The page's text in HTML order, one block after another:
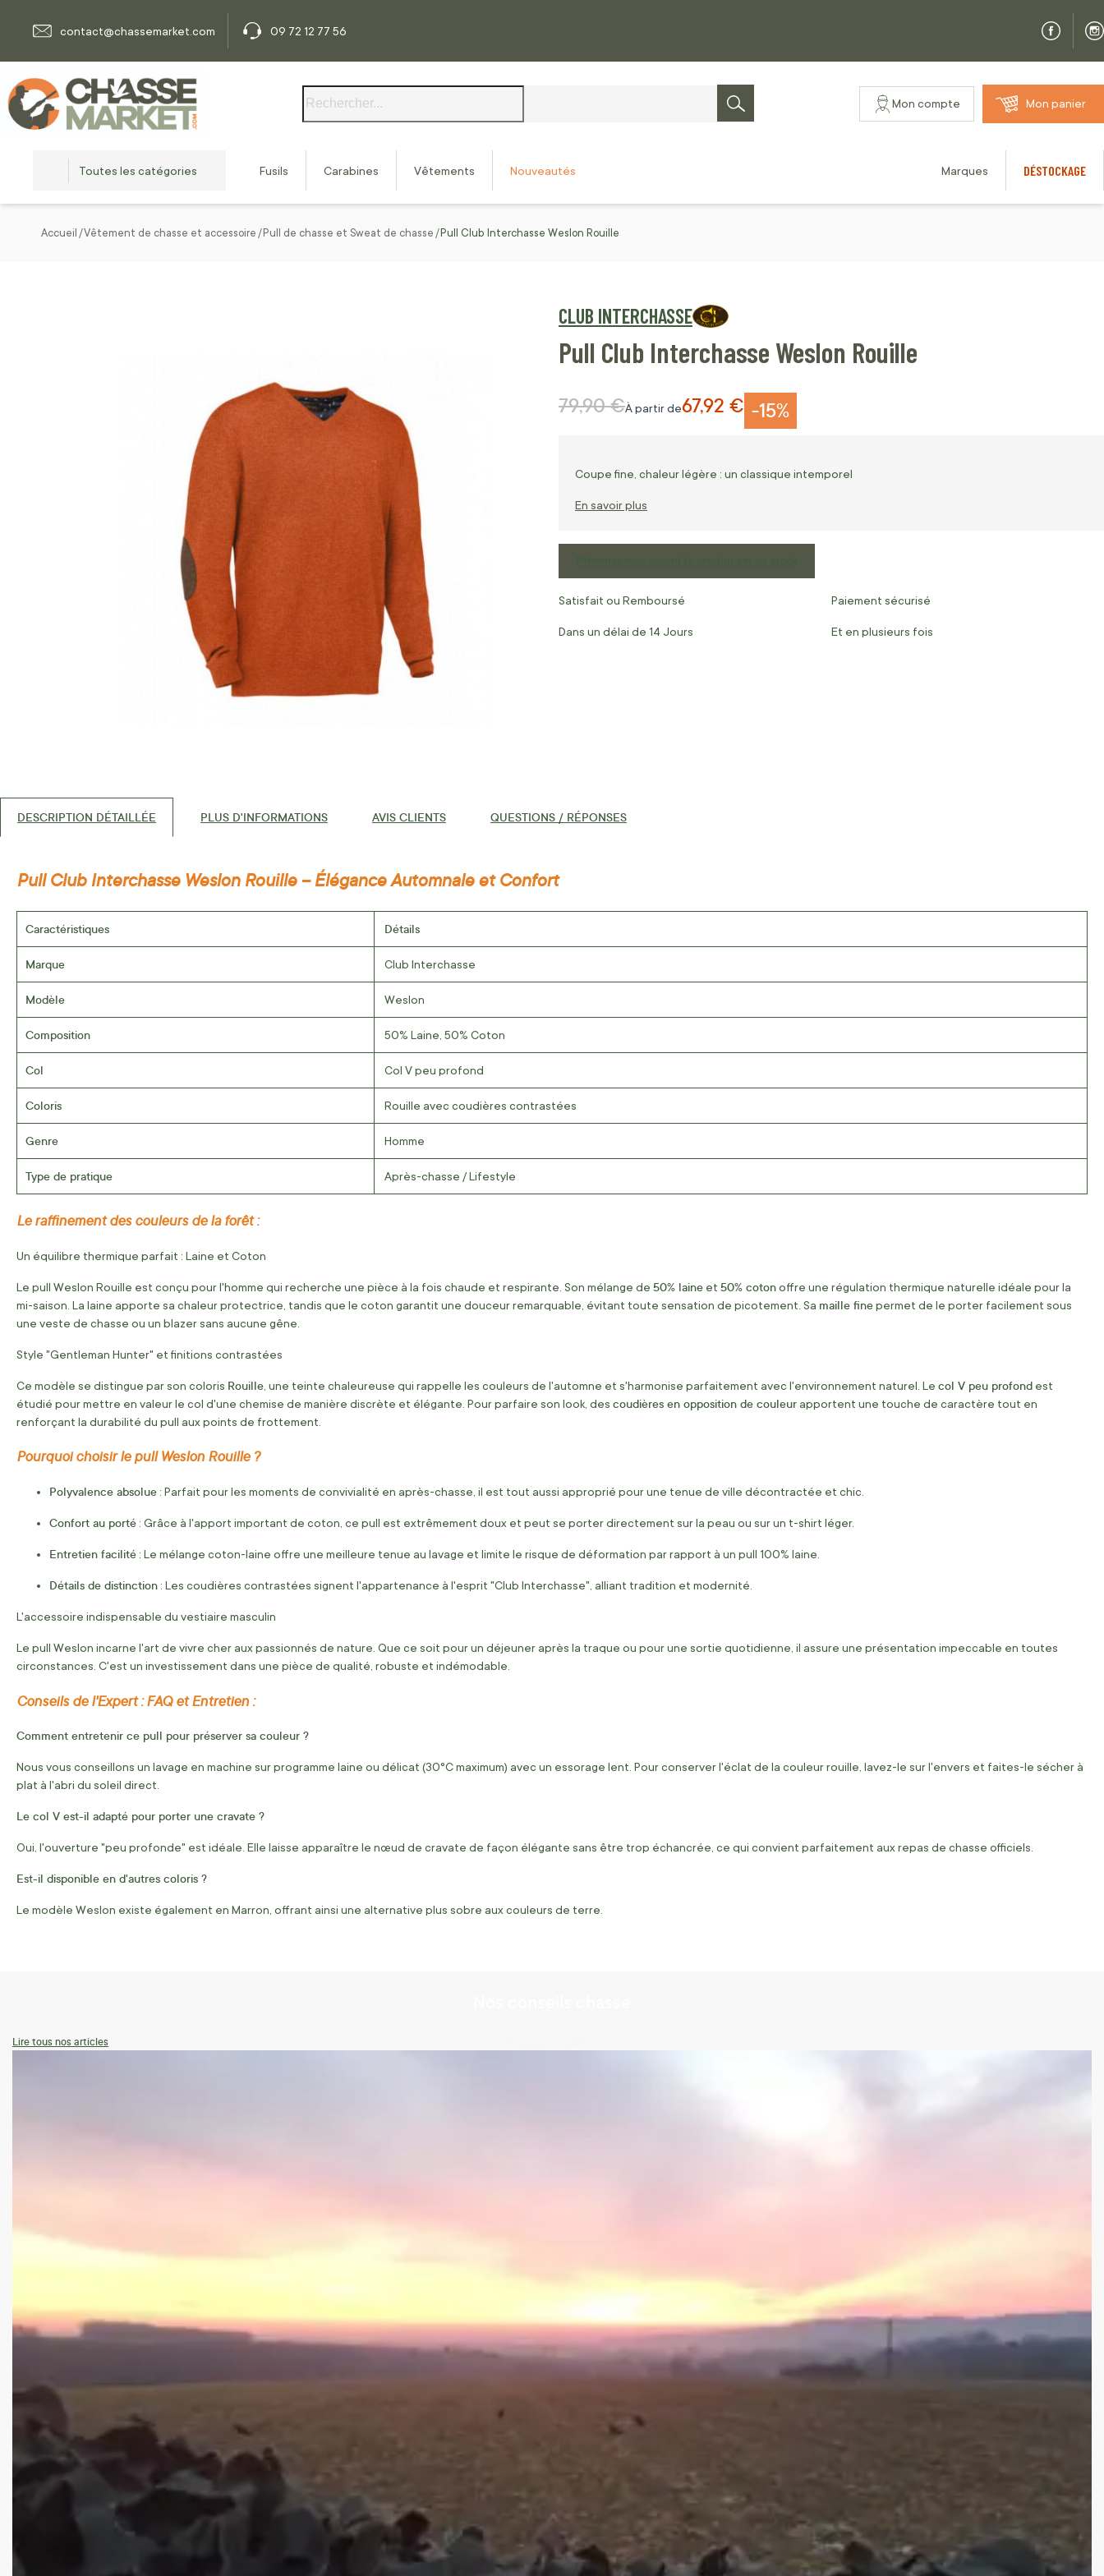
contact@chassemarket.com
09 72 12 77 56
Rechercher
Mon compte Mon panier
Toutes les catégories Fusils Carabines Vêtements Nouveautés Marques DÉSTOCKAGE
Accueil Vêtement de chasse et accessoire Pull de chasse et Sweat de chasse Pull Club Interchasse Weslon Rouille
CLUB INTERCHASSE
Pull Club Interchasse Weslon Rouille
-15%
À partir de67,92 €
Prix normal
79,90 €
Coupe fine, chaleur légère : un classique intemporel
En savoir plus
Satisfait ou Remboursé
Dans un délai de 14 Jours
Paiement sécurisé
Et en plusieurs fois
DESCRIPTION DÉTAILLÉE PLUS D'INFORMATIONS AVIS CLIENTS QUESTIONS / RÉPONSES
Pull Club Interchasse Weslon Rouille – Élégance Automnale et Confort
Caractéristiques Détails
Marque Club Interchasse
Modèle Weslon
Composition 50% Laine, 50% Coton
Col Col V peu profond
Coloris Rouille avec coudières contrastées
Genre Homme
Type de pratique Après-chasse / Lifestyle
Le raffinement des couleurs de la forêt :
Un équilibre thermique parfait : Laine et Coton
Le pull Weslon Rouille est conçu pour l'homme qui recherche une pièce à la fois chaude et respirante. Son mélange de 50% laine et 50% cotonoffre une régulation thermique naturelle idéale pour la
mi-saison. La laine apporte sa chaleur protectrice, tandis que le coton garantit une douceur remarquable, évitant toute sensation de picotement. Sa maille finepermet de le porter facilement sous
une veste de chasse ou un blazer sans aucune gêne.
Style "Gentleman Hunter" et finitions contrastées
Ce modèle se distingue par son coloris Rouille , une teinte chaleureuse qui rappelle les couleurs de l'automne et s'harmonise parfaitement avec l'environnement naturel. Le col V peu profond est
étudié pour mettre en valeur le col d'une chemise de manière discrète et élégante. Pour parfaire son look, des coudières en opposition de couleur apportent une touche de caractère tout en
renforçant la durabilité du pull aux points de frottement.
Pourquoi choisir le pull Weslon Rouille ?
Polyvalence absolue : Parfait pour les moments de convivialité en après-chasse, il est tout aussi approprié pour une tenue de ville décontractée et chic.
Confort au porté : Grâce à l'apport important de coton, ce pull est extrêmement doux et peut se porter directement sur la peau ou sur un t-shirt léger.
Entretien facilité : Le mélange coton-laine offre une meilleure tenue au lavage et limite le risque de déformation par rapport à un pull 100% laine.
Détails de distinction : Les coudières contrastées signent l'appartenance à l'esprit "Club Interchasse", alliant tradition et modernité.
L'accessoire indispensable du vestiaire masculin
Le pull Weslon incarne l'art de vivre cher aux passionnés de nature. Que ce soit pour un déjeuner après la traque ou pour une sortie quotidienne, il assure une présentation impeccable en toutes
circonstances. C'est un investissement dans une pièce de qualité, robuste et indémodable.
Conseils de l'Expert : FAQ et Entretien :
Comment entretenir ce pull pour préserver sa couleur ?
Nous vous conseillons un lavage en machine sur programme laine ou délicat (30°C maximum) avec un essorage lent. Pour conserver l'éclat de la couleur rouille, lavez-le sur l'envers et faites-le sécher à
plat à l'abri du soleil direct.
Le col V est-il adapté pour porter une cravate ?
Oui, l'ouverture "peu profonde" est idéale. Elle laisse apparaître le nœud de cravate de façon élégante sans être trop échancrée, ce qui convient parfaitement aux repas de chasse officiels.
Est-il disponible en d'autres coloris ?
Le modèle Weslon existe également en Marron, offrant ainsi une alternative plus sobre aux couleurs de terre.
Lire tous nos articles